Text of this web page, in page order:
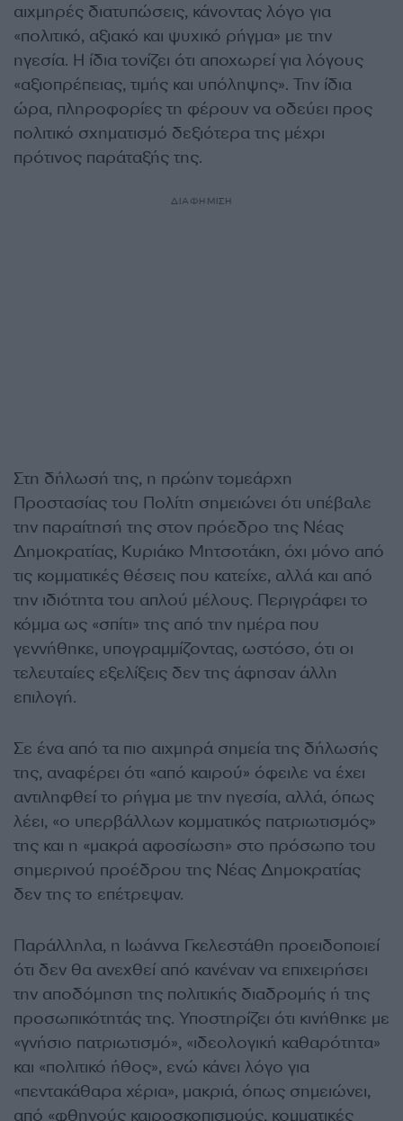
αιχμηρές διατυπώσεις, κάνοντας λόγο για
«πολιτικό, αξιακό και ψυχικό ρήγμα» με την
ηγεσία. Η ίδια τονίζει ότι αποχωρεί για λόγους
«αξιοπρέπειας, τιμής και υπόληψης». Την ίδια
ώρα, πληροφορίες τη φέρουν να οδεύει προς
πολιτικό σχηματισμό δεξιότερα της μέχρι
πρότινος παράταξής της.
ΔΙΑΦΗΜΙΣΗ
Στη δήλωσή της, η πρώην τομεάρχη
Προστασίας του Πολίτη σημειώνει ότι υπέβαλε
την παραίτησή της στον πρόεδρο της Νέας
Δημοκρατίας, Κυριάκο Μητσοτάκη, όχι μόνο από
τις κομματικές θέσεις που κατείχε, αλλά και από
την ιδιότητα του απλού μέλους. Περιγράφει το
κόμμα ως «σπίτι» της από την ημέρα που
γεννήθηκε, υπογραμμίζοντας, ωστόσο, ότι οι
τελευταίες εξελίξεις δεν της άφησαν άλλη
επιλογή.
Σε ένα από τα πιο αιχμηρά σημεία της δήλωσής
της, αναφέρει ότι «από καιρού» όφειλε να έχει
αντιληφθεί το ρήγμα με την ηγεσία, αλλά, όπως
λέει, «ο υπερβάλλων κομματικός πατριωτισμός»
της και η «μακρά αφοσίωση» στο πρόσωπο του
σημερινού προέδρου της Νέας Δημοκρατίας
δεν της το επέτρεψαν.
Παράλληλα, η Ιωάννα Γκελεστάθη προειδοποιεί
ότι δεν θα ανεχθεί από κανέναν να επιχειρήσει
την αποδόμηση της πολιτικής διαδρομής ή της
προσωπικότητάς της. Υποστηρίζει ότι κινήθηκε με
«γνήσιο πατριωτισμό», «ιδεολογική καθαρότητα»
και «πολιτικό ήθος», ενώ κάνει λόγο για
«πεντακάθαρα χέρια», μακριά, όπως σημειώνει,
από «φθηνούς καιροσκοπισμούς, κομματικές